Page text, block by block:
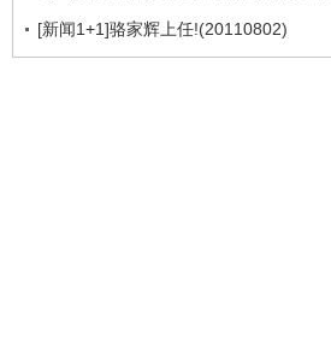
[新闻1+1]骆家辉上任!(20110802)